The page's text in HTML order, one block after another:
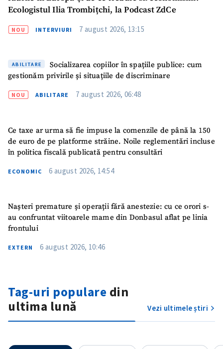
Ecologistul Ilia Trombițchi, la Podcast ZdCe
NOU INTERVIURI 7 august 2026, 13:15
ABILITARE
Socializarea copiilor în spațiile publice: cum
gestionăm privirile și situațiile de discriminare
NOU ABILITARE 7 august 2026, 06:48
Ce taxe ar urma să fie impuse la comenzile de până la 150
de euro de pe platforme străine. Noile reglementări incluse
în politica fiscală publicată pentru consultări
ECONOMIC 6 august 2026, 14:54
Nașteri premature și operații fără anestezie: cu ce orori s-
au confruntat viitoarele mame din Donbasul aflat pe linia
frontului
EXTERN 6 august 2026, 10:46
Tag-uri populare din
ultima lună
Vezi ultimele știri
ȘTIREA MEA
Fotografie
+ Încarcă imagine
Link media
+ Link media
Mesajul știrei
+ Mesajul știrei
Sursă anonimă